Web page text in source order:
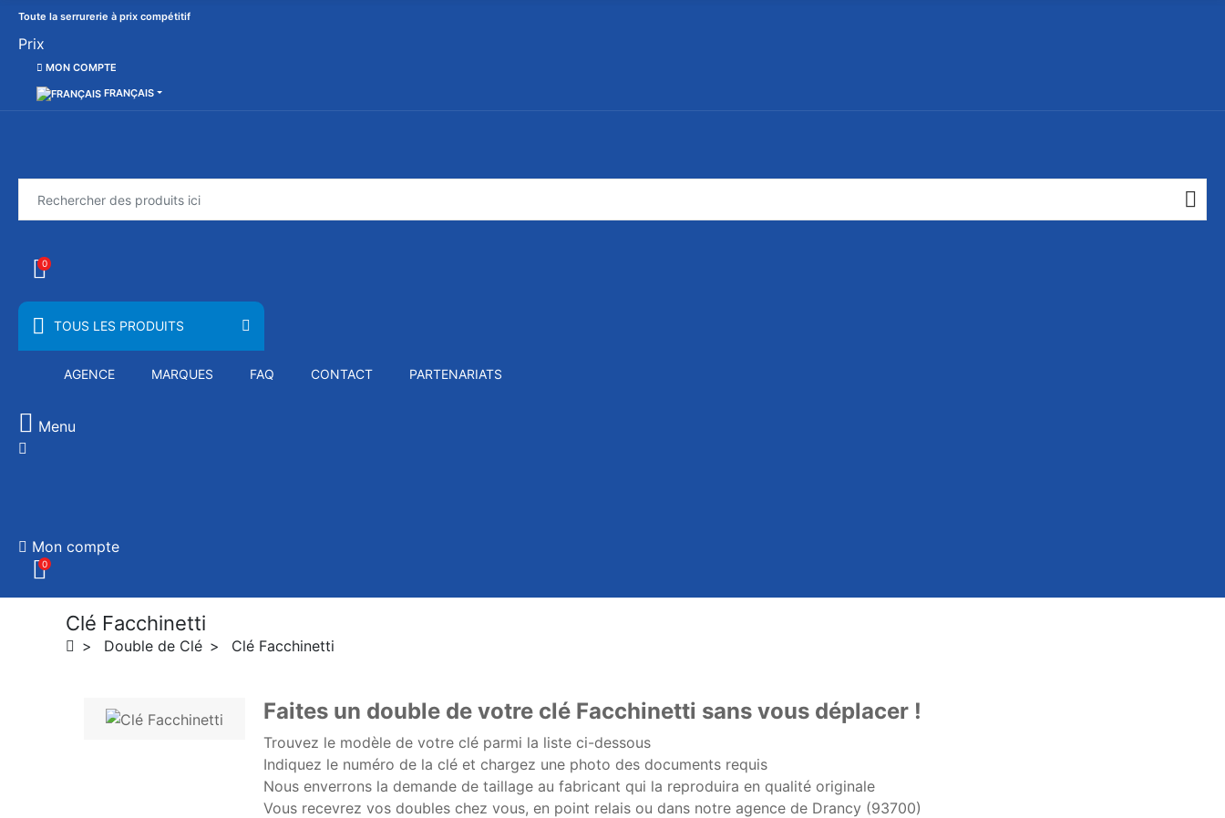
Toute la serrurerie à prix compétitif
Prix
MON COMPTE
FRANÇAIS
0
TOUS LES PRODUITS
AGENCE MARQUES FAQ CONTACT PARTENARIATS
Menu
Mon compte
0
Clé Facchinetti
Double de Clé Clé Facchinetti
Faites un double de votre clé Facchinetti sans vous déplacer !
Trouvez le modèle de votre clé parmi la liste ci-dessous
Indiquez le numéro de la clé et chargez une photo des documents requis
Nous enverrons la demande de taillage au fabricant qui la reproduira en qualité originale
Vous recevrez vos doubles chez vous, en point relais ou dans notre agence de Drancy (93700)